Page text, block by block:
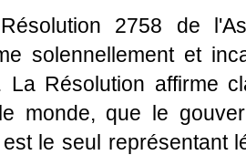
2758 de
solennellement et
La Résolution affirme
monde, que le
le seul représentant